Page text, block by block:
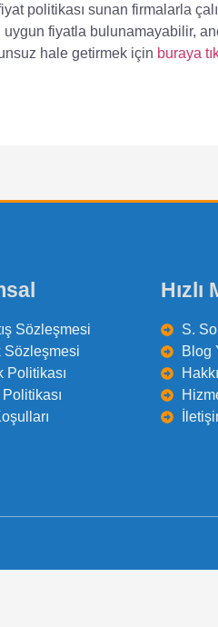
politikası sunan firmalarla
fiyatla bulunamayabilir,
hale getirmek için buraya
Sözleşmesi
Sözleşmesi
Politikası
Hızlı
S.
Blog